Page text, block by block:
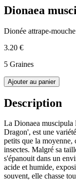
Dionaea
Dionée attrape-mouche
3.20 €
5 Graines
Ajouter au panier
Description
La Dionaea muscipula
Dragon', est une
petits que la moyenne,
insectes. Malgré sa
s'épanouit dans un
acide et humide,
souvent, elle chasse